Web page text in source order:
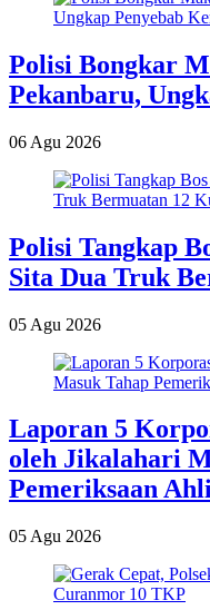
Polisi Bongkar
Pekanbaru,
06 Agu 2026
Polisi Tangkap
Sita Dua Truk
05 Agu 2026
Laporan 5
oleh Jikalahari
Pemeriksaan
05 Agu 2026